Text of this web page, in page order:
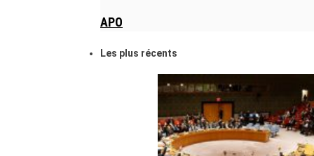
APO
Les plus récents